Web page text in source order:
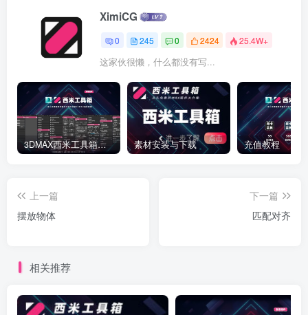
XimiCG
0 245 0 2424 25.4W+
这家伙很懒，什么都没有写...
3DMAX西米工具箱下载 素材安装与下载 充值教程
上一篇
摆放物体
下一篇
匹配对齐
相关推荐